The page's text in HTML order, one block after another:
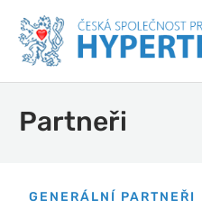
Partneři
GENERÁLNÍ PARTNEŘI